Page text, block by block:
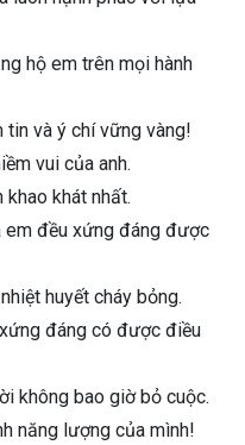
hộ em trên mọi hành
tin và ý chí vững vàng!
vui của anh.
khát nhất.
em đều xứng đáng được
huyết cháy bỏng.
đáng có được điều
không bao giờ bỏ cuộc.
năng lượng của mình!